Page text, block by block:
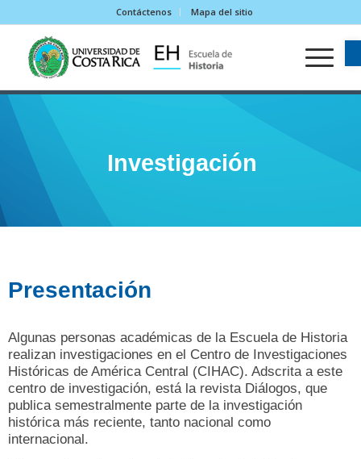
Contáctenos Mapa del sitio
Investigación
Presentación
Algunas personas académicas de la Escuela de Historia
realizan investigaciones en el Centro de Investigaciones
Históricas de América Central (CIHAC). Adscrita a este
centro de investigación, está la revista Diálogos, que
publica semestralmente parte de la investigación
histórica más reciente, tanto nacional como
internacional.